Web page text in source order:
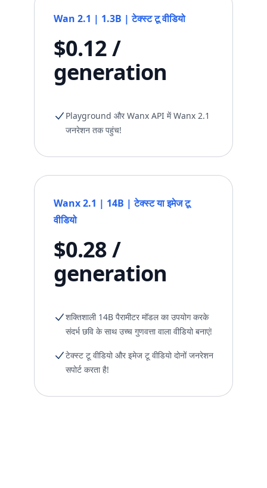
Wan 2.1 | 1.3B | टेक्स्ट टू वीडियो
$0.12 /
generation
Playground और Wanx API में Wanx 2.1
जनरेशन तक पहुंच!
Wanx 2.1 | 14B | टेक्स्ट या इमेज टू
वीडियो
$0.28 /
generation
शक्तिशाली 14B पैरामीटर मॉडल का उपयोग करके
संदर्भ छवि के साथ उच्च गुणवत्ता वाला वीडियो बनाएं!
टेक्स्ट टू वीडियो और इमेज टू वीडियो दोनों जनरेशन
सपोर्ट करता है!